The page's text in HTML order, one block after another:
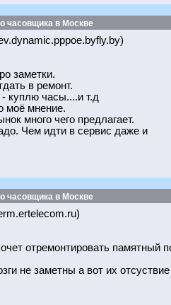
часовщика в Москве
заметки.
в ремонт.
куплю часы....и т.д
моё мнение.
много чего предлагает.
Чем идти в сервис даже и
часовщика в Москве
отремонтировать памятный
не заметны а вот их